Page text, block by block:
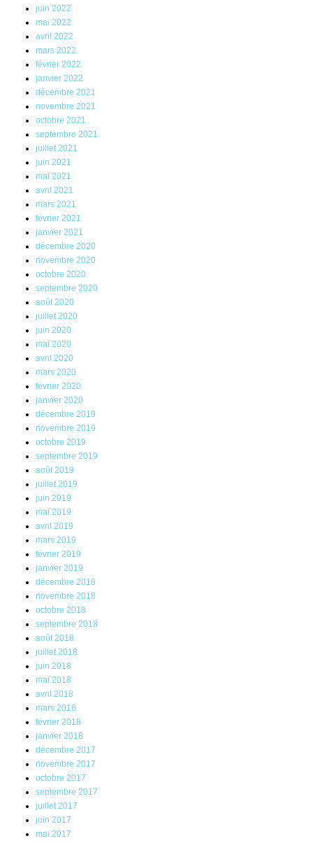
juin 2022
mai 2022
avril 2022
mars 2022
février 2022
janvier 2022
décembre 2021
novembre 2021
octobre 2021
septembre 2021
juillet 2021
juin 2021
mai 2021
avril 2021
mars 2021
février 2021
janvier 2021
décembre 2020
novembre 2020
octobre 2020
septembre 2020
août 2020
juillet 2020
juin 2020
mai 2020
avril 2020
mars 2020
février 2020
janvier 2020
décembre 2019
novembre 2019
octobre 2019
septembre 2019
août 2019
juillet 2019
juin 2019
mai 2019
avril 2019
mars 2019
février 2019
janvier 2019
décembre 2018
novembre 2018
octobre 2018
septembre 2018
août 2018
juillet 2018
juin 2018
mai 2018
avril 2018
mars 2018
février 2018
janvier 2018
décembre 2017
novembre 2017
octobre 2017
septembre 2017
juillet 2017
juin 2017
mai 2017